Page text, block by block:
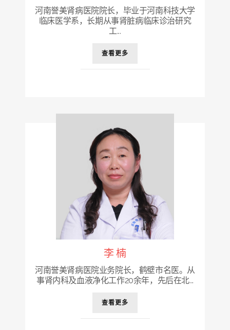
河南誉美肾病医院院长，毕业于河南科技大学
临床医学系，长期从事肾脏病临床诊治研究
工...
查看更多
李 楠
河南誉美肾病医院业务院长，鹤壁市名医。从
事肾内科及血液净化工作20余年，先后在北...
查看更多